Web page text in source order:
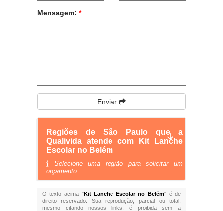
Mensagem: *
Enviar
Regiões de São Paulo que a
Qualivida atende com Kit Lanche
Escolar no Belém
Selecione uma região para solicitar um
orçamento
O texto acima "Kit Lanche Escolar no Belém" é de
direito reservado. Sua reprodução, parcial ou total,
mesmo citando nossos links, é proibida sem a